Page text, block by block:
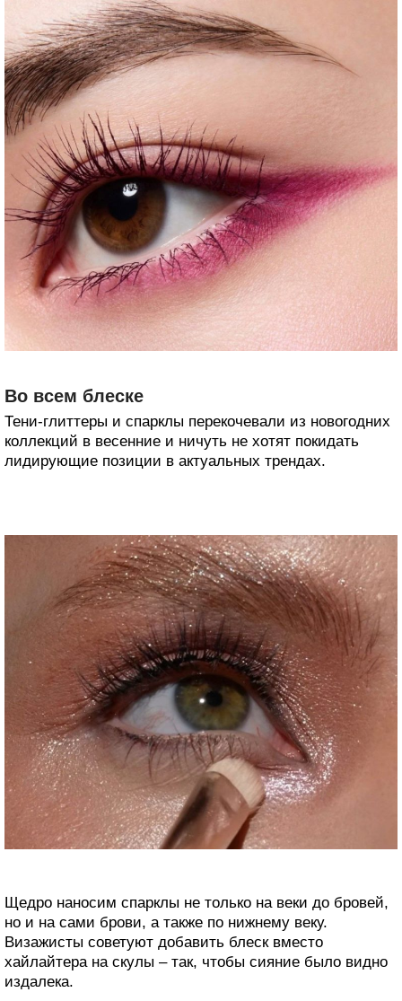
Во всем блеске
Тени-глиттеры и спарклы перекочевали из новогодних
коллекций в весенние и ничуть не хотят покидать
лидирующие позиции в актуальных трендах.
Щедро наносим спарклы не только на веки до бровей,
но и на сами брови, а также по нижнему веку.
Визажисты советуют добавить блеск вместо
хайлайтера на скулы – так, чтобы сияние было видно
издалека.